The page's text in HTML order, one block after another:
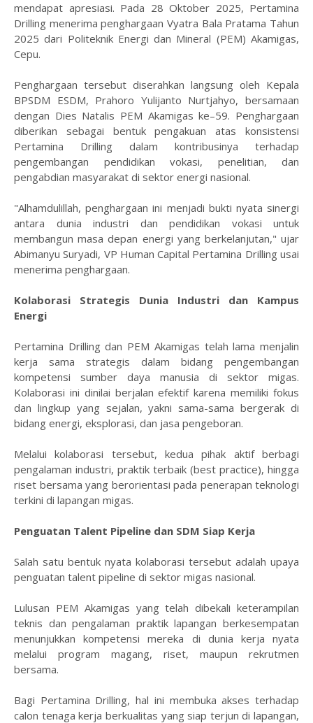
mendapat apresiasi. Pada 28 Oktober 2025, Pertamina
Drilling menerima penghargaan Vyatra Bala Pratama Tahun
2025 dari Politeknik Energi dan Mineral (PEM) Akamigas,
Cepu.
Penghargaan tersebut diserahkan langsung oleh Kepala
BPSDM ESDM, Prahoro Yulijanto Nurtjahyo, bersamaan
dengan Dies Natalis PEM Akamigas ke–59. Penghargaan
diberikan sebagai bentuk pengakuan atas konsistensi
Pertamina Drilling dalam kontribusinya terhadap
pengembangan pendidikan vokasi, penelitian, dan
pengabdian masyarakat di sektor energi nasional.
"Alhamdulillah, penghargaan ini menjadi bukti nyata sinergi
antara dunia industri dan pendidikan vokasi untuk
membangun masa depan energi yang berkelanjutan," ujar
Abimanyu Suryadi, VP Human Capital Pertamina Drilling usai
menerima penghargaan.
Kolaborasi Strategis Dunia Industri dan Kampus
Energi
Pertamina Drilling dan PEM Akamigas telah lama menjalin
kerja sama strategis dalam bidang pengembangan
kompetensi sumber daya manusia di sektor migas.
Kolaborasi ini dinilai berjalan efektif karena memiliki fokus
dan lingkup yang sejalan, yakni sama-sama bergerak di
bidang energi, eksplorasi, dan jasa pengeboran.
Melalui kolaborasi tersebut, kedua pihak aktif berbagi
pengalaman industri, praktik terbaik (best practice), hingga
riset bersama yang berorientasi pada penerapan teknologi
terkini di lapangan migas.
Penguatan Talent Pipeline dan SDM Siap Kerja
Salah satu bentuk nyata kolaborasi tersebut adalah upaya
penguatan talent pipeline di sektor migas nasional.
Lulusan PEM Akamigas yang telah dibekali keterampilan
teknis dan pengalaman praktik lapangan berkesempatan
menunjukkan kompetensi mereka di dunia kerja nyata
melalui program magang, riset, maupun rekrutmen
bersama.
Bagi Pertamina Drilling, hal ini membuka akses terhadap
calon tenaga kerja berkualitas yang siap terjun di lapangan,